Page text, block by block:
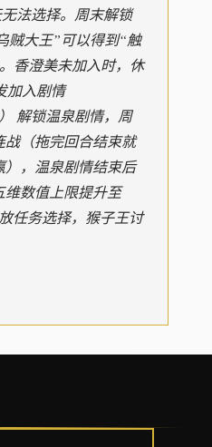
法选择。周末解锁
贼大王”可以得到“触
香澄美未加入时，休
加入剧情
解锁温泉剧情，周
战（拖完回合结束就
），温泉剧情结束后
维数值上限提升至
任务选择，猴子王讨